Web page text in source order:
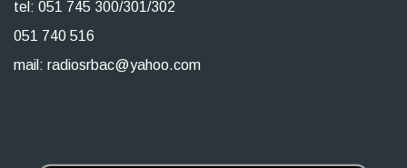
tel: 051 745 300/301/302
051 740 516
mail: radiosrbac@yahoo.com